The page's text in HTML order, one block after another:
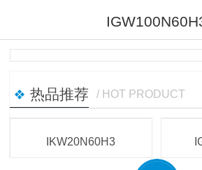
热品推荐 / HOT PRODUCT
IKW20N60H3